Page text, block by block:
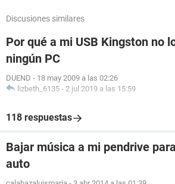
Discusiones similares
Por qué a mi USB Kingston no
ningún PC
DUEND - 18 may 2009 a las 02:26
lizbeth_6135 - 2 jul 2019 a las 15:59
118 respuestas
Bajar música a mi pendrive
auto